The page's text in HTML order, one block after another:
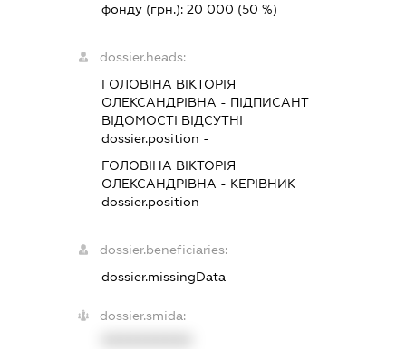
фонду (грн.): 20 000 (50 %)
dossier.heads:
ГОЛОВІНА ВІКТОРІЯ
ОЛЕКСАНДРІВНА - ПІДПИСАНТ
ВІДОМОСТІ ВІДСУТНІ
dossier.position -
ГОЛОВІНА ВІКТОРІЯ
ОЛЕКСАНДРІВНА - КЕРІВНИК
dossier.position -
dossier.beneficiaries:
dossier.missingData
dossier.smida: